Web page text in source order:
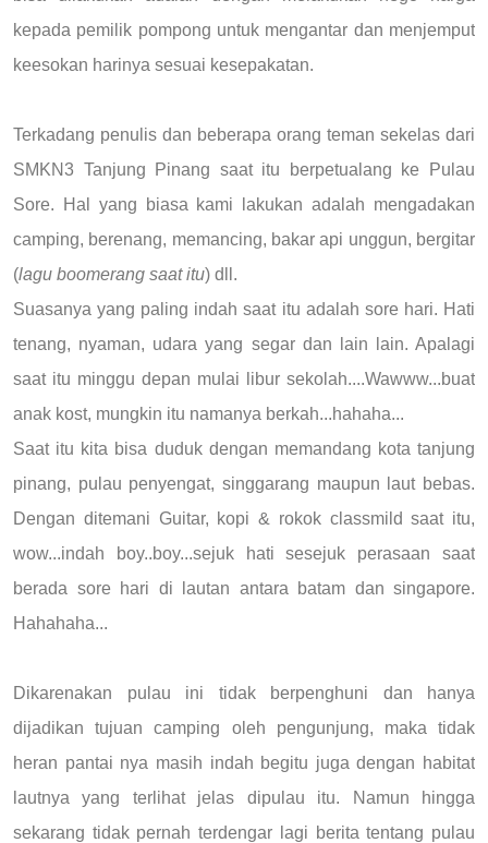
kepada pemilik pompong untuk mengantar dan menjemput
keesokan harinya sesuai kesepakatan.
Terkadang penulis dan beberapa orang teman sekelas dari
SMKN3 Tanjung Pinang saat itu berpetualang ke Pulau
Sore. Hal yang biasa kami lakukan adalah mengadakan
camping, berenang, memancing, bakar api unggun, bergitar
(lagu boomerang saat itu) dll.
Suasanya yang paling indah saat itu adalah sore hari. Hati
tenang, nyaman, udara yang segar dan lain lain. Apalagi
saat itu minggu depan mulai libur sekolah....Wawww...buat
anak kost, mungkin itu namanya berkah...hahaha...
Saat itu kita bisa duduk dengan memandang kota tanjung
pinang, pulau penyengat, singgarang maupun laut bebas.
Dengan ditemani Guitar, kopi & rokok classmild saat itu,
wow...indah boy..boy...sejuk hati sesejuk perasaan saat
berada sore hari di lautan antara batam dan singapore.
Hahahaha...
Dikarenakan pulau ini tidak berpenghuni dan hanya
dijadikan tujuan camping oleh pengunjung, maka tidak
heran pantai nya masih indah begitu juga dengan habitat
lautnya yang terlihat jelas dipulau itu. Namun hingga
sekarang tidak pernah terdengar lagi berita tentang pulau